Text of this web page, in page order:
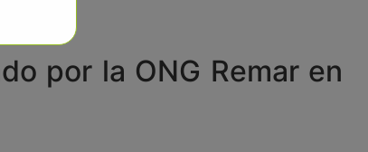
por la ONG Remar en